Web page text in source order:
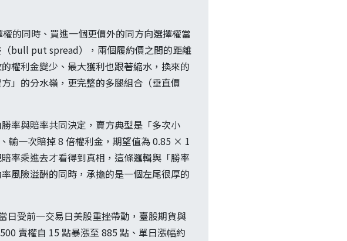
的同時、買進一個更價外的同方向選擇權當
bull put spread），兩個履約價之間的距離
權利金變少、最大獲利也跟著縮水，換來的
」的分水嶺，更完整的多腿組合（垂直價
率與賠率共同決定，賣方典型是「多次小
輸一次賠掉 8 倍權利金，期望值為 0.85 × 1
率乘進去才看得到真相，這條邏輯與「勝率
風險溢酬的同時，承擔的是一個左尾很厚的
日受前一交易日美股重挫帶動，臺股期貨與
賣權自 15 點暴漲至 885 點、單日漲幅約